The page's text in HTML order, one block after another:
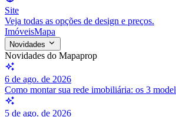
Site
Veja todas as opções de design e preços.
ImóveisMapa
Novidades
Novidades do Mapaprop
6 de ago. de 2026
Como montar sua rede imobiliária: os 3
5 de ago. de 2026